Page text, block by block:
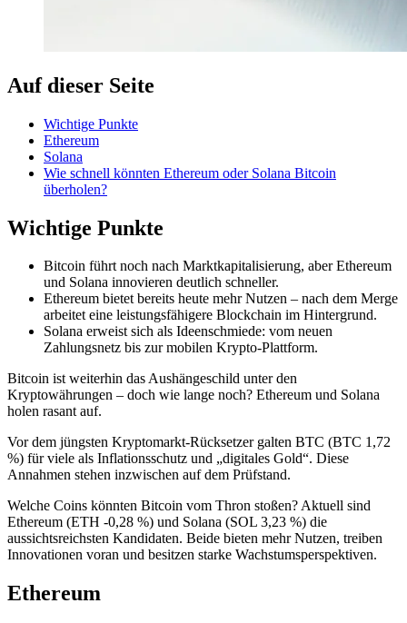
Auf dieser Seite
Wichtige Punkte
Ethereum
Solana
Wie schnell könnten Ethereum oder Solana Bitcoin
überholen?
Wichtige Punkte
Bitcoin führt noch nach Marktkapitalisierung, aber Ethereum
und Solana innovieren deutlich schneller.
Ethereum bietet bereits heute mehr Nutzen – nach dem Merge
arbeitet eine leistungsfähigere Blockchain im Hintergrund.
Solana erweist sich als Ideenschmiede: vom neuen
Zahlungsnetz bis zur mobilen Krypto-Plattform.
Bitcoin ist weiterhin das Aushängeschild unter den
Kryptowährungen – doch wie lange noch? Ethereum und Solana
holen rasant auf.
Vor dem jüngsten Kryptomarkt-Rücksetzer galten BTC (BTC 1,72
%) für viele als Inflationsschutz und „digitales Gold“. Diese
Annahmen stehen inzwischen auf dem Prüfstand.
Welche Coins könnten Bitcoin vom Thron stoßen? Aktuell sind
Ethereum (ETH -0,28 %) und Solana (SOL 3,23 %) die
aussichtsreichsten Kandidaten. Beide bieten mehr Nutzen, treiben
Innovationen voran und besitzen starke Wachstumsperspektiven.
Ethereum